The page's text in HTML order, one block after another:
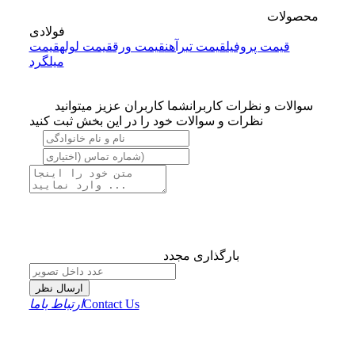
محصولات
فولادی
قیمت پروفیلقیمت تیرآهنقیمت ورققیمت لولهقیمت
میلگرد
سوالات و نظرات کاربرانشما کاربران عزیز میتوانید
نظرات و سوالات خود را در این بخش ثبت کنید
بارگذاری مجدد
ارسال نظر
ارتباط باماContact Us